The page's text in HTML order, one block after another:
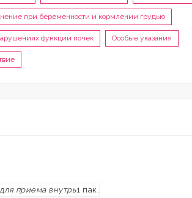
при беременности и кормлении грудью
функции почек Особые указания
приема внутрь1 пак.